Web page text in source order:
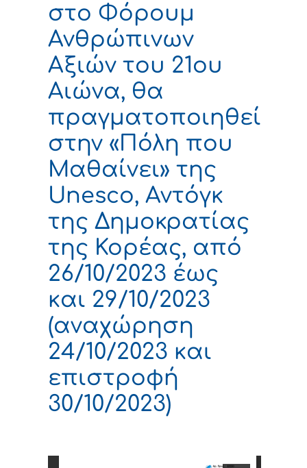
στο Φόρουμ
Ανθρώπινων
Αξιών του 21ου
Αιώνα, θα
πραγματοποιηθεί
στην «Πόλη που
Μαθαίνει» της
Unesco, Αντόγκ
της Δημοκρατίας
της Κορέας, από
26/10/2023 έως
και 29/10/2023
(αναχώρηση
24/10/2023 και
επιστροφή
30/10/2023)